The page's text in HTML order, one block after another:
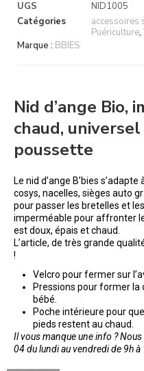
UGS
NID1005
Catégories
accessoires
Puériculture,
Marque : BBIES
Nid d’ange Bio,
chaud,
poussette
Le nid d’ange B’bies
cosys, nacelles, sièges auto
pour passer les bretelles et
imperméable pour affronter
est doux, épais et chaud.
L’article, de très grande
!
Velcro pour fermer sur
Pressions pour former
bébé.
Poche intérieure pour
pieds restent au chaud.
Il vous manque une info ?
04 du lundi au vendredi de 9h à